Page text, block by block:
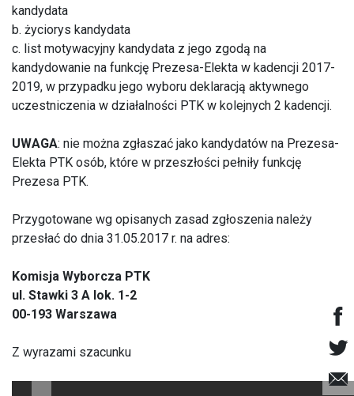
kandydata
b. życiorys kandydata
c. list motywacyjny kandydata z jego zgodą na
kandydowanie na funkcję Prezesa-Elekta w kadencji 2017-
2019, w przypadku jego wyboru deklaracją aktywnego
uczestniczenia w działalności PTK w kolejnych 2 kadencji.
UWAGA: nie można zgłaszać jako kandydatów na Prezesa-
Elekta PTK osób, które w przeszłości pełniły funkcję
Prezesa PTK.
Przygotowane wg opisanych zasad zgłoszenia należy
przesłać do dnia 31.05.2017 r. na adres:
Komisja Wyborcza PTK
ul. Stawki 3 A lok. 1-2
00-193 Warszawa
Z wyrazami szacunku